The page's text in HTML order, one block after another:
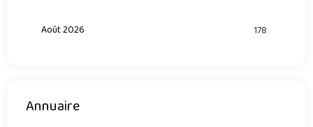
Août 2026 178
Annuaire